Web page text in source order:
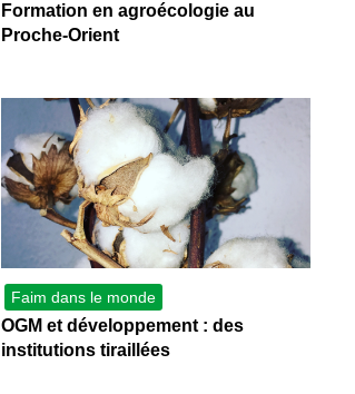
Formation en agroécologie au
Proche-Orient
Faim dans le monde
OGM et développement : des
institutions tiraillées